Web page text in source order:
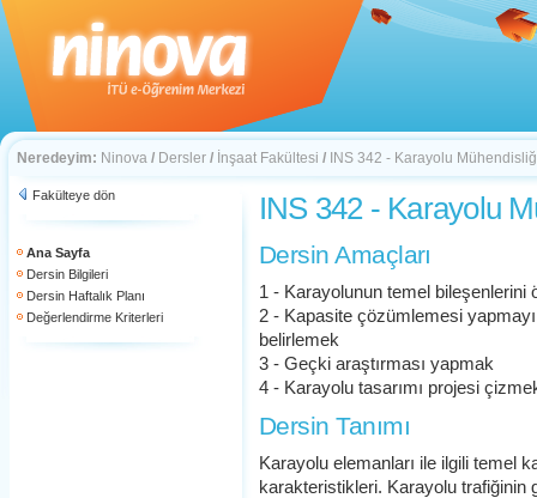
Neredeyim: Ninova / Dersler / İnşaat Fakültesi / INS 342 - Karayolu
Fakülteye dön
Ana Sayfa
Dersin Bilgileri
Dersin Haftalık Planı
Değerlendirme Kriterleri
INS 342 - Karayolu
Dersin Amaçları
1 - Karayolunun temel bileşenlerini
2 - Kapasite çözümlemesi
belirlemek
3 - Geçki araştırması yapmak
4 - Karayolu tasarımı projesi
Dersin Tanımı
Karayolu elemanları ile ilgili temel
karakteristikleri. Karayolu trafiğinin